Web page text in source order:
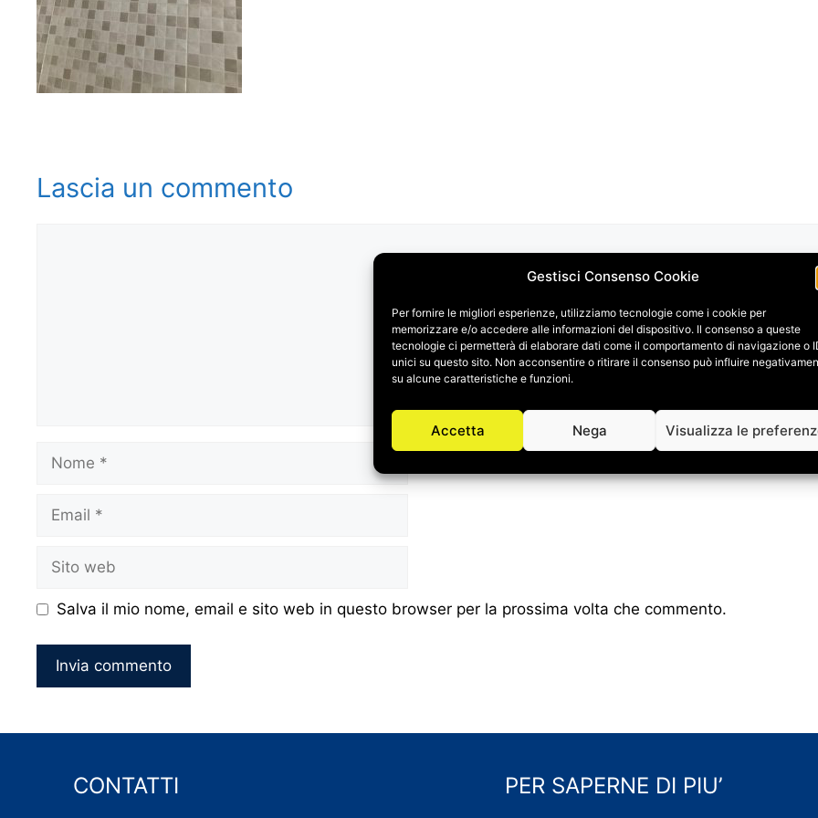
Gestisci Consenso Cookie
Per fornire le migliori esperienze, utilizziamo tecnologie come i cookie per
memorizzare e/o accedere alle informazioni del dispositivo. Il consenso a queste
tecnologie ci permetterà di elaborare dati come il comportamento di navigazione o
unici su questo sito. Non acconsentire o ritirare il consenso può influire
su alcune caratteristiche e funzioni.
Accetta Nega Visualizza le
Lascia un commento
Nome
Email
Sito
web
Salva il mio nome, email e sito web in questo browser per la prossima volta che commento.
CONTATTI PER SAPERNE DI PIU’